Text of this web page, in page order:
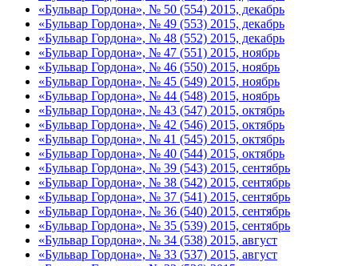
«Бульвар Гордона», № 50 (554) 2015, декабрь
«Бульвар Гордона», № 49 (553) 2015, декабрь
«Бульвар Гордона», № 48 (552) 2015, декабрь
«Бульвар Гордона», № 47 (551) 2015, ноябрь
«Бульвар Гордона», № 46 (550) 2015, ноябрь
«Бульвар Гордона», № 45 (549) 2015, ноябрь
«Бульвар Гордона», № 44 (548) 2015, ноябрь
«Бульвар Гордона», № 43 (547) 2015, октябрь
«Бульвар Гордона», № 42 (546) 2015, октябрь
«Бульвар Гордона», № 41 (545) 2015, октябрь
«Бульвар Гордона», № 40 (544) 2015, октябрь
«Бульвар Гордона», № 39 (543) 2015, сентябрь
«Бульвар Гордона», № 38 (542) 2015, сентябрь
«Бульвар Гордона», № 37 (541) 2015, сентябрь
«Бульвар Гордона», № 36 (540) 2015, сентябрь
«Бульвар Гордона», № 35 (539) 2015, сентябрь
«Бульвар Гордона», № 34 (538) 2015, август
«Бульвар Гордона», № 33 (537) 2015, август